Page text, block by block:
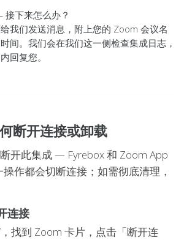
下来怎么办？
我们发送消息，附上您的 Zoom 会议名
间。我们会在我们这一侧检查集成日志，
回复您。
断开连接或卸载
开此集成 — Fyrebox 和 Zoom App
作都会切断连接；如需彻底清理，
连接
找到 Zoom 卡片，点击「断开连